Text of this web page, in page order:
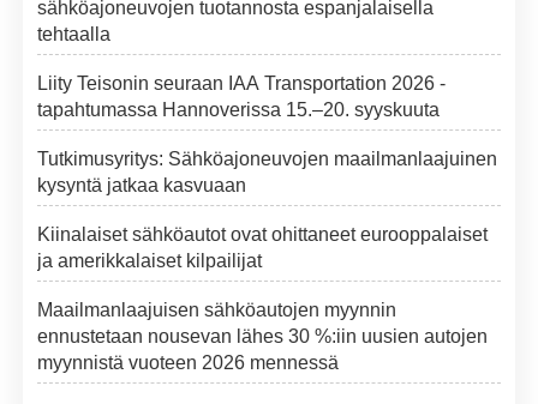
sähköajoneuvojen tuotannosta espanjalaisella
tehtaalla
Liity Teisonin seuraan IAA Transportation 2026 -
tapahtumassa Hannoverissa 15.–20. syyskuuta
Tutkimusyritys: Sähköajoneuvojen maailmanlaajuinen
kysyntä jatkaa kasvuaan
Kiinalaiset sähköautot ovat ohittaneet eurooppalaiset
ja amerikkalaiset kilpailijat
Maailmanlaajuisen sähköautojen myynnin
ennustetaan nousevan lähes 30 %:iin uusien autojen
myynnistä vuoteen 2026 mennessä